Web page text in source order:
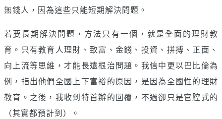
無錢人，因為這些只能短期解決問題。
若要長期解決問題，方法只有一個，就是全面的理財教
育。只有教育人理財、致富、金錢、投資、拼搏、正面、
向上流等思維，才能長遠根治問題。我信中更以巴比倫為
例，指出他們全國上下富裕的原因，是因為全國性的理財
教育。之後，我收到特首辦的回覆，不過卻只是官腔式的
（其實都預計到）。